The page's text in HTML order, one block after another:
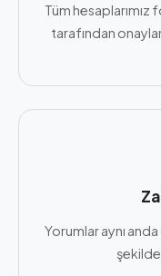
Tüm
tarafından
Yorumlar aynı
şekilde